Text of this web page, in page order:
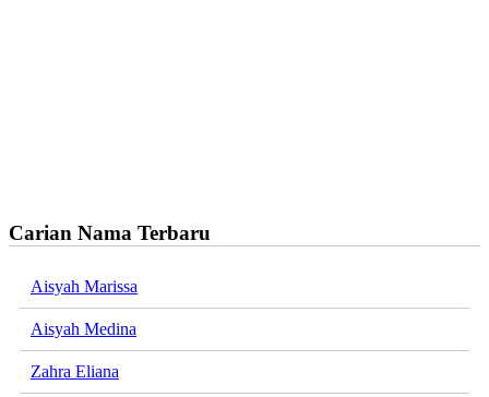
Carian Nama Terbaru
Aisyah Marissa
Aisyah Medina
Zahra Eliana